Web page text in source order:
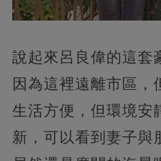
說起來呂良偉的這套
因為這裡遠離市區，
生活方便，但環境安
新，可以看到妻子與